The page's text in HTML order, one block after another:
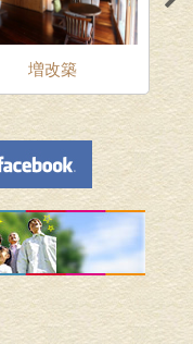
増改築